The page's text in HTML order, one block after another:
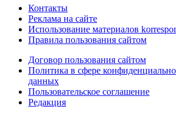
Контакты
Реклама на сайте
Использование материалов
Правила пользования сайтом
Договор пользования сайтом
Политика в сфере
данных
Пользовательское соглашение
Редакция